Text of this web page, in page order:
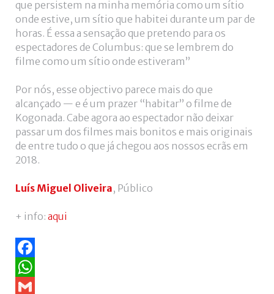
que persistem na minha memória como um sítio
onde estive, um sítio que habitei durante um par de
horas. É essa a sensação que pretendo para os
espectadores de Columbus: que se lembrem do
filme como um sítio onde estiveram”
Por nós, esse objectivo parece mais do que
alcançado — e é um prazer “habitar” o filme de
Kogonada. Cabe agora ao espectador não deixar
passar um dos filmes mais bonitos e mais originais
de entre tudo o que já chegou aos nossos ecrãs em
2018.
Luís Miguel Oliveira, Público
+ info: aqui
Facebook
WhatsApp